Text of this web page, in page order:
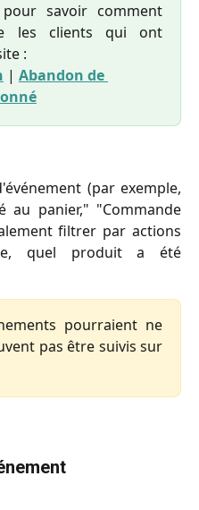
savoir comment
les clients qui ont
:
| Abandon de
(par exemple,
au panier," "Commande
filtrer par actions
quel produit a été
pourraient ne
pas être suivis sur